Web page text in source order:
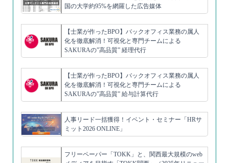
国の大学約95%を網羅した広告媒体
【士業が作ったBPO】バックオフィス業務の属人
化を徹底解消！可視化と専門チームによる
SAKURAの”高品質” 経理代行
【士業が作ったBPO】バックオフィス業務の属人
化を徹底解消！可視化と専門チームによる
SAKURAの”高品質” 給与計算代行
人事リード一括獲得！イベント・セミナー「HRサ
ミット2026 ONLINE」
フリーペーパー「TOKK」と、関西最大規模のweb